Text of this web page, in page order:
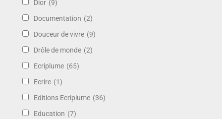
Dior (9)
Documentation (2)
Douceur de vivre (9)
Drôle de monde (2)
Ecriplume (65)
Ecrire (1)
Editions Ecriplume (36)
Education (7)